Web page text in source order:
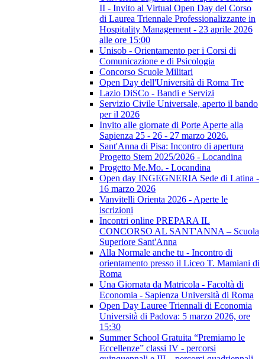
II - Invito al Virtual Open Day del Corso
di Laurea Triennale Professionalizzante in
Hospitality Management - 23 aprile 2026
alle ore 15:00
Unisob - Orientamento per i Corsi di
Comunicazione e di Psicologia
Concorso Scuole Militari
Open Day dell'Università di Roma Tre
Lazio DiSCo - Bandi e Servizi
Servizio Civile Universale, aperto il bando
per il 2026
Invito alle giornate di Porte Aperte alla
Sapienza 25 - 26 - 27 marzo 2026.
Sant'Anna di Pisa: Incontro di apertura
Progetto Stem 2025/2026 - Locandina
Progetto Me.Mo. - Locandina
Open day INGEGNERIA Sede di Latina -
16 marzo 2026
Vanvitelli Orienta 2026 - Aperte le
iscrizioni
Incontri online PREPARA IL
CONCORSO AL SANT'ANNA – Scuola
Superiore Sant'Anna
Alla Normale anche tu - Incontro di
orientamento presso il Liceo T. Mamiani di
Roma
Una Giornata da Matricola - Facoltà di
Economia - Sapienza Università di Roma
Open Day Lauree Triennali di Economia
Università di Padova: 5 marzo 2026, ore
15:30
Summer School Gratuita “Premiamo le
Eccellenze” classi IV - percorsi